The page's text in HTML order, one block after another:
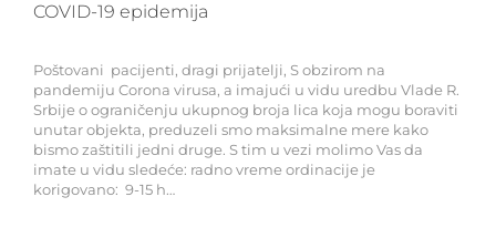
COVID-19 epidemija
Poštovani pacijenti, dragi prijatelji, S obzirom na
pandemiju Corona virusa, a imajući u vidu uredbu Vlade R.
Srbije o ograničenju ukupnog broja lica koja mogu boraviti
unutar objekta, preduzeli smo maksimalne mere kako
bismo zaštitili jedni druge. S tim u vezi molimo Vas da
imate u vidu sledeće: radno vreme ordinacije je
korigovano: 9-15 h…